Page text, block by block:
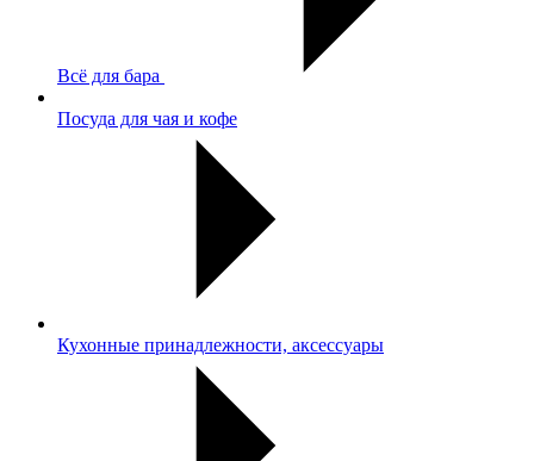
Всё для бара
Посуда для чая и кофе
Кухонные принадлежности, аксессуары